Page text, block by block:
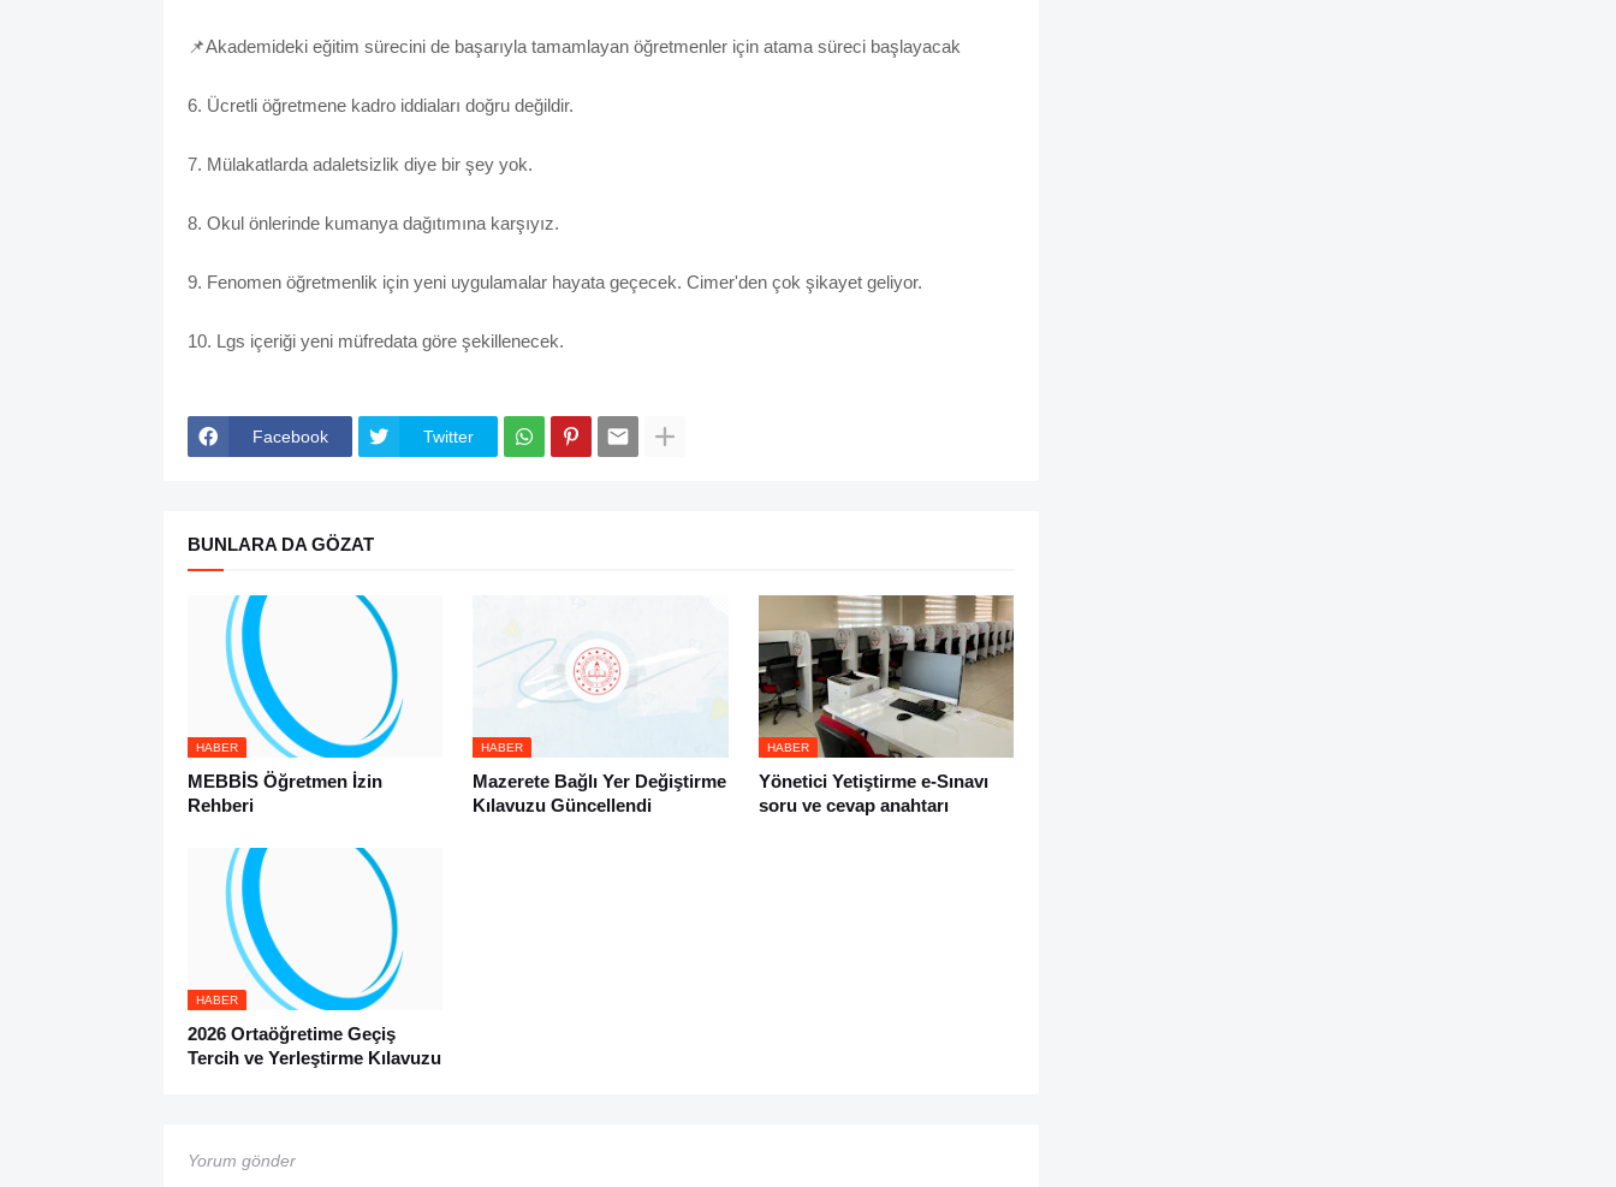
📌Akademideki eğitim sürecini de başarıyla tamamlayan öğretmenler için atama süreci başlayacak
6. Ücretli öğretmene kadro iddiaları doğru değildir.
7. Mülakatlarda adaletsizlik diye bir şey yok.
8. Okul önlerinde kumanya dağıtımına karşıyız.
9. Fenomen öğretmenlik için yeni uygulamalar hayata geçecek. Cimer'den çok şikayet geliyor.
10. Lgs içeriği yeni müfredata göre şekillenecek.
Facebook Twitter
BUNLARA DA GÖZAT
HABER
MEBBİS Öğretmen İzin
Rehberi
HABER
Mazerete Bağlı Yer Değiştirme
Kılavuzu Güncellendi
HABER
Yönetici Yetiştirme e-Sınavı
soru ve cevap anahtarı
HABER
2026 Ortaöğretime Geçiş
Tercih ve Yerleştirme Kılavuzu
Yorum gönder